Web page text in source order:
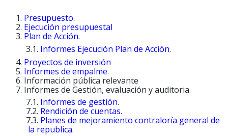
Presupuesto.
Ejecución presupuestal
Plan de Acción.
Informes Ejecución Plan de Acción.
Proyectos de inversión
Informes de empalme.
Información pública relevante
Informes de Gestión, evaluación y auditoria.
Informes de gestión.
Rendición de cuentas.
Planes de mejoramiento contraloría general de
la republica.